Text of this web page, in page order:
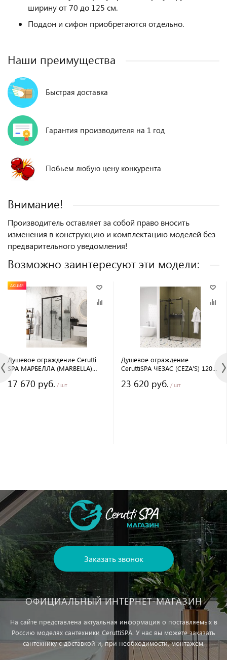
ширину от 70 до 125 см.
Поддон и сифон приобретаются отдельно.
Наши преимущества
Быстрая доставка
Гарантия производителя на 1 год
Побьем любую цену конкурента
Внимание!
Производитель оставляет за собой право вносить
изменения в конструкцию и комплектацию моделей без
предварительного уведомления!
Возможно заинтересуют эти модели:
АКЦИЯ
Душевое ограждение Cerutti
SPA МАРБЕЛЛА (MARBELLA)
в левый угол, черный профиль
17 670 руб. / шт
Душевое ограждение
CeruttiSPA ЧЕЗАС (CEZA'S) 120B,
23 620 руб. / шт
Заказать звонок
ОФИЦИАЛЬНЫЙ ИНТЕРНЕТ-МАГАЗИН
На сайте представлена актуальная информация о поставляемых в
Россию моделях сантехники CeruttiSPA. У нас вы можете заказать
сантехнику с доставкой и, при необходимости, монтажем.